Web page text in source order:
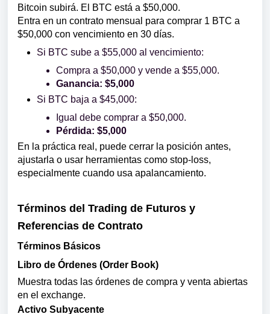
Bitcoin subirá. El BTC está a $50,000.
Entra en un contrato mensual para comprar 1 BTC a
$50,000 con vencimiento en 30 días.
Si BTC sube a $55,000 al vencimiento:
Compra a $50,000 y vende a $55,000.
Ganancia: $5,000
Si BTC baja a $45,000:
Igual debe comprar a $50,000.
Pérdida: $5,000
En la práctica real, puede cerrar la posición antes,
ajustarla o usar herramientas como stop-loss,
especialmente cuando usa apalancamiento.
Términos del Trading de Futuros y
Referencias de Contrato
Términos Básicos
Libro de Órdenes (Order Book)
Muestra todas las órdenes de compra y venta abiertas
en el exchange.
Activo Subyacente